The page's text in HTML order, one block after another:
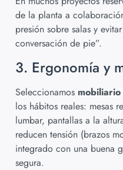
de la planta a
presión sobre salas y
conversación de pie”.
3. Ergonomía y
Seleccionamos
los hábitos reales: mesas
lumbar, pantallas a la
reducen tensión (brazos
integrado con una buena
segura.